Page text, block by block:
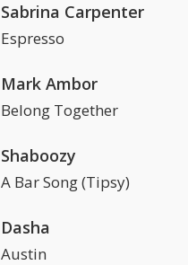
Sabrina Carpenter
Espresso
Mark Ambor
Belong Together
Shaboozy
A Bar Song (Tipsy)
Dasha
Austin